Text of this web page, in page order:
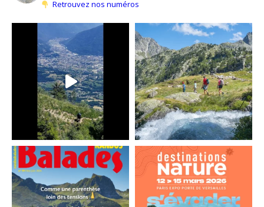
Retrouvez nos numéros